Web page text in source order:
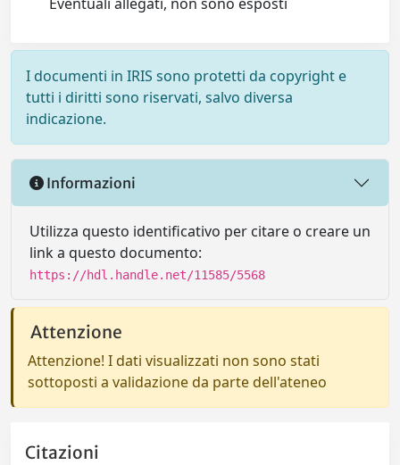
I documenti in IRIS sono protetti da copyright e
tutti i diritti sono riservati, salvo diversa
indicazione.
Informazioni
Utilizza questo identificativo per citare o creare un
link a questo documento:
https://hdl.handle.net/11585/5568
Attenzione
Attenzione! I dati visualizzati non sono stati
sottoposti a validazione da parte dell'ateneo
Citazioni